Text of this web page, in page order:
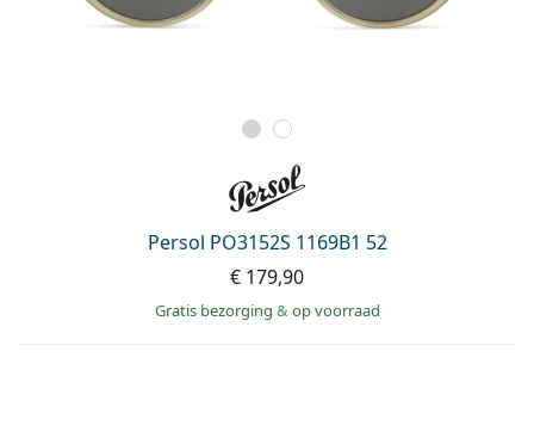
Persol PO3152S 1169B1 52
€ 179,90
Gratis bezorging & op voorraad